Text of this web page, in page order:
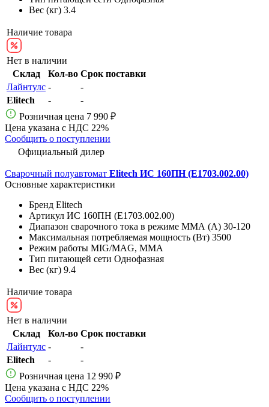
Вес (кг) 3.4
Наличие товара
Нет в наличии
Склад
Кол-во Срок поставки
Лайнтулс -
-
Elitech
-
-
Розничная цена 7 990 ₽
Цена указана с НДС 22%
Сообщить о поступлении
Официальный дилер
Сварочный полуавтомат Elitech ИС 160ПН (E1703.002.00)
Основные характеристики
Бренд Elitech
Артикул ИС 160ПН (E1703.002.00)
Диапазон сварочного тока в режиме ММА (А) 30-120
Максимальная потребляемая мощность (Вт) 3500
Режим работы MIG/MAG, MMA
Тип питающей сети Однофазная
Вес (кг) 9.4
Наличие товара
Нет в наличии
Склад
Кол-во Срок поставки
Лайнтулс -
-
Elitech
-
-
Розничная цена 12 990 ₽
Цена указана с НДС 22%
Сообщить о поступлении